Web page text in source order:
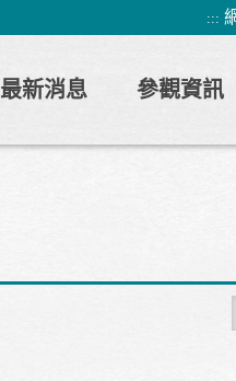
:::
最新消息 參觀資訊